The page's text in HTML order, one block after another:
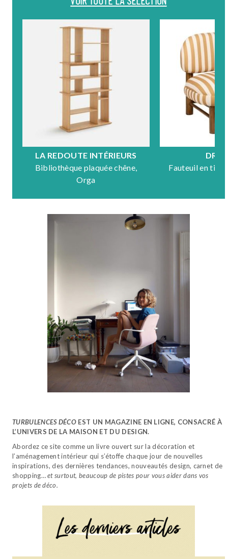
LA REDOUTE INTÉRIEURS
Bibliothèque plaquée chêne,
Orga
Fauteuil en
TURBULENCES DÉCO EST UN MAGAZINE EN LIGNE, CONSACRÉ À
L’UNIVERS DE LA MAISON ET DU DESIGN.
Abordez ce site comme un livre ouvert sur la décoration et
l’aménagement intérieur qui s’étoffe chaque jour de nouvelles
inspirations, des dernières tendances, nouveautés design, carnet de
shopping…et surtout, beaucoup de pistes pour vous aider dans vos
projets de déco.